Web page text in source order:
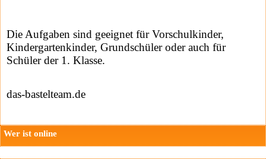
Die Aufgaben sind geeignet für Vorschulkinder,
Kindergartenkinder, Grundschüler oder auch für
Schüler der 1. Klasse.
das-bastelteam.de
Wer ist online